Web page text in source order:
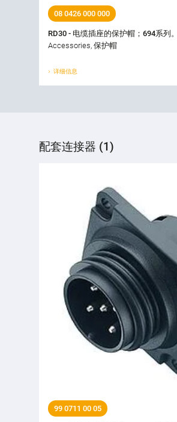
08 0426 000 000
RD30 - 电缆插座的保护帽；694系列。
Accessories, 保护帽
详细信息
配套连接器 (1)
99 0711 00 05